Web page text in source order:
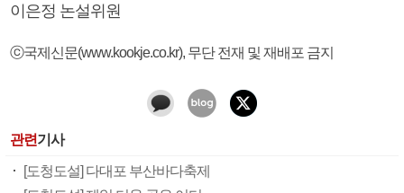
이은정 논설위원
ⓒ국제신문(www.kookje.co.kr), 무단 전재 및 재배포 금지
관련기사
[도청도설] 다대포 부산바다축제